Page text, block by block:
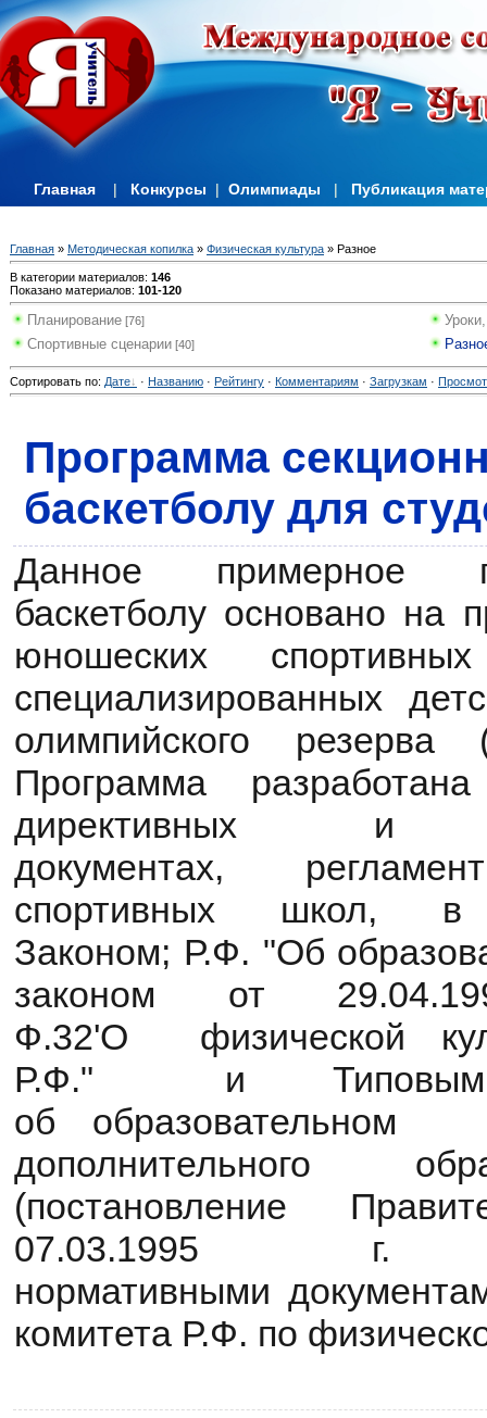
Главная | Конкурсы | Олимпиады | Публикация
Главная » Методическая копилка » Физическая культура » Разное
В категории материалов: 146
Показано материалов: 101-120
Планирование [76]
Спортивные сценарии [40]
Сортировать по: Дате · Названию · Рейтингу · Комментариям · Загрузкам ·
Программа
баскетболу для
Данное примерное
баскетболу основано на
юношеских
специализированных
олимпийского
Программа
директивных и
документах,
спортивных школ, в
Законом; Р.Ф. "Об
законом от
Ф.32'О физической
Р.Ф." и Типовым
об
дополнительного
(постановление
нормативными
комитета Р.Ф. по